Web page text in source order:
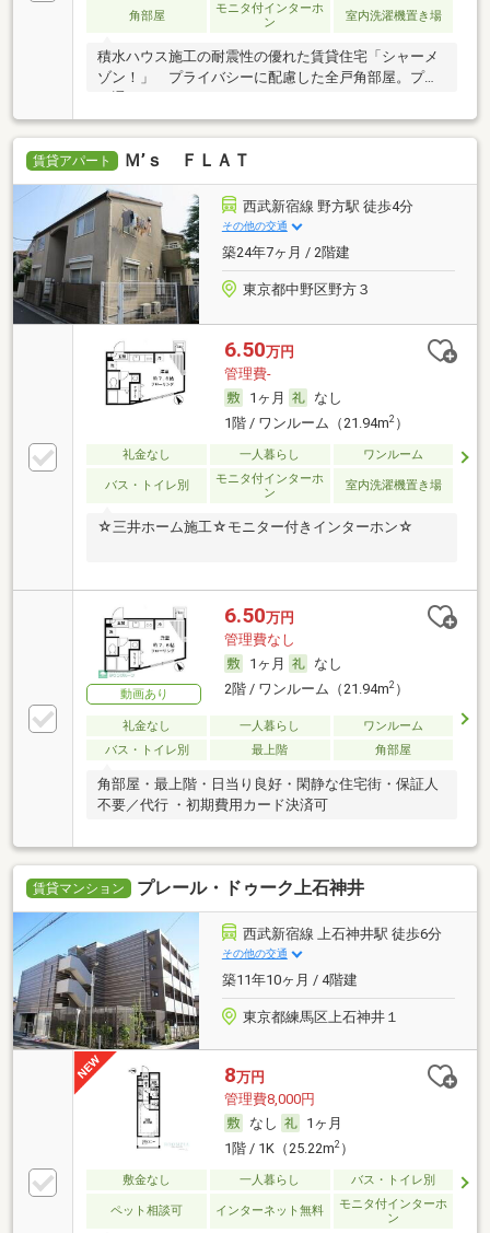
角部屋
モニタ付インターホ
ン
室内洗濯機置き場
積水ハウス施工の耐震性の優れた賃貸住宅「シャーメ
ゾン！」 プライバシーに配慮した全戸角部屋。プロ
賃貸アパート Ｍ’ｓ ＦＬＡＴ
西武新宿線 野方駅 徒歩4分
その他の交通
築24年7ヶ月 / 2階建
東京都中野区野方３
6.50万円
管理費-
1ヶ月
なし
1階 / ワンルーム（21.94m2）
礼金なし 一人暮らし ワンルーム
バス・トイレ別
モニタ付インターホ
ン
室内洗濯機置き場
☆三井ホーム施工☆モニター付きインターホン☆
動画あり
6.50万円
管理費なし
1ヶ月
なし
2階 / ワンルーム（21.94m2）
礼金なし 一人暮らし
ワンルーム
バス・トイレ別
最上階 角部屋
角部屋・最上階・日当り良好・閑静な住宅街・保証人
不要／代行 ・初期費用カード決済可
賃貸マンション プレール・ドゥーク上石神井
西武新宿線 上石神井駅 徒歩6分
その他の交通
築11年10ヶ月 / 4階建
東京都練馬区上石神井１
8万円
管理費8,000円
なし
1ヶ月
1階 / 1K（25.22m2）
敷金なし 一人暮らし バス・トイレ別
ペット相談可 インターネット無料
モニタ付インターホ
ン